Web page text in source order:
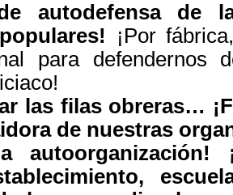
autodefensa de
¡Por
para defendernos
las filas obreras…
de nuestras
autoorganización!